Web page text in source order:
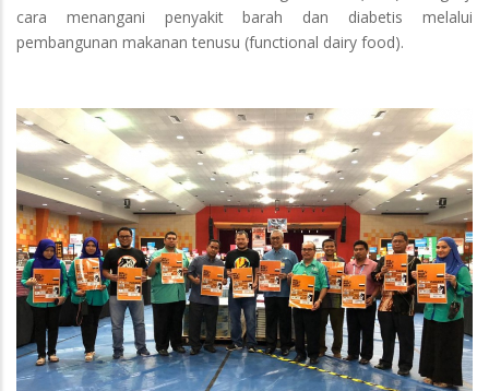
cara menangani penyakit barah dan diabetis melalui
pembangunan makanan tenusu (functional dairy food).